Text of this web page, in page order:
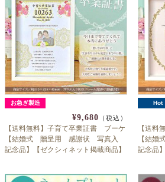
お急ぎ製造
¥9,680 （税込）
【送料無料】子育て卒業証書 ブーケ
【結婚式 贈呈用 感謝状 写真入
記念品】【ゼクシィネット掲載商品】
Hot
【送料
【結
記念品